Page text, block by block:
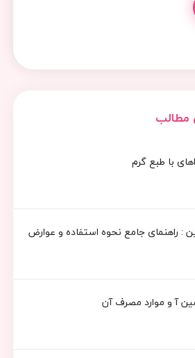
مطالب
با طبع گرم
: راهنمای جامع نحوه استفاده و عوارض
آ و موارد مصرف آن